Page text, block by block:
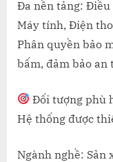
Đa nền tảng:
Máy tính, Điện
Phân quyền bảo
bấm, đảm bảo
Đối tượng phù
Hệ thống được
Ngành nghề: Sản